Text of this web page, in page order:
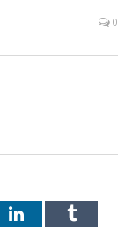
0
LinkedInTumblr